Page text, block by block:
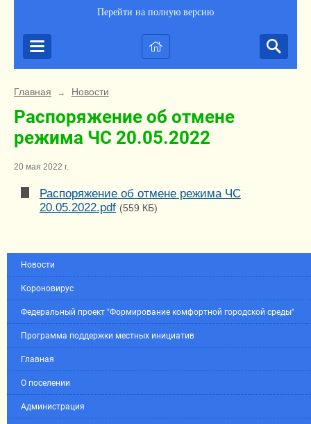
Перейти на полную версию
Главная → Новости
Распоряжение об отмене
режима ЧС 20.05.2022
20 мая 2022 г.
Распоряжение об отмене режима ЧС
20.05.2022.pdf (559 КБ)
Новости
Короновирус
Федеральный проект "Формирование комфортной городской среды"
Программа поддержки местных инициатив
Главная
О поселении
Администрация